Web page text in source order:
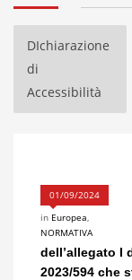
DIchiarazione
di
Accessibilità
01/09/2024
in Europea,
NORMATIVA
dell’allegato I
2023/594 che